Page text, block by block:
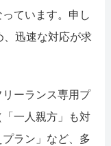
ています。申し
、迅速な対応が求
ーランス専用プ
一人親方」も対
ラン」など、多